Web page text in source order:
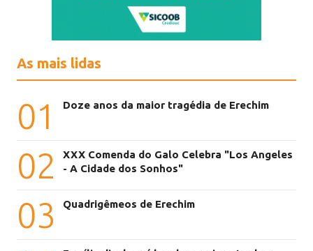
As mais lidas
01 Doze anos da maior tragédia de Erechim
02
XXX Comenda do Galo Celebra "Los Angeles
- A Cidade dos Sonhos"
03 Quadrigêmeos de Erechim